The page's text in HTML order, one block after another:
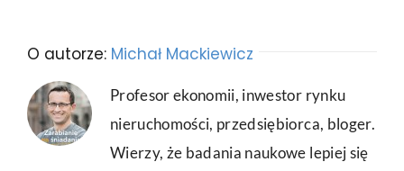
O autorze: Michał Mackiewicz
Profesor ekonomii, inwestor rynku
nieruchomości, przedsiębiorca, bloger.
Wierzy, że badania naukowe lepiej się